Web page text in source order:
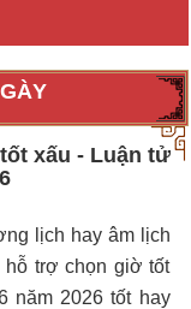
xấu - Luận tử
lịch hay âm lịch
trợ chọn giờ tốt
năm 2026 tốt hay